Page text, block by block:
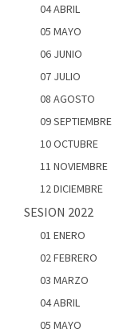
04 ABRIL
05 MAYO
06 JUNIO
07 JULIO
08 AGOSTO
09 SEPTIEMBRE
10 OCTUBRE
11 NOVIEMBRE
12 DICIEMBRE
SESION 2022
01 ENERO
02 FEBRERO
03 MARZO
04 ABRIL
05 MAYO